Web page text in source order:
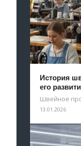
История
его
Швейное
13.01.2026